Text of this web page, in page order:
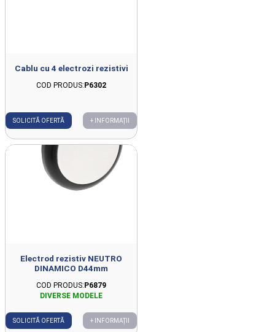
Cablu cu 4 electrozi rezistivi
COD PRODUS: P6302
SOLICITĂ OFERTĂ + INFORMAȚII
Electrod rezistiv NEUTRO
DINAMICO D44mm
COD PRODUS:P6879
SOLICITĂ OFERTĂ + INFORMAȚII